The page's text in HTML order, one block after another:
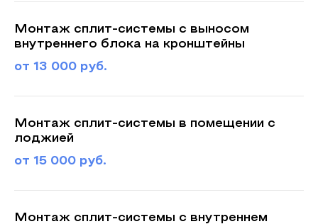
Монтаж сплит-системы с выносом
внутреннего блока на кронштейны
от 13 000 руб.
Монтаж сплит-системы в помещении с
лоджией
от 15 000 руб.
Монтаж сплит-системы с внутреннем
Оставьте заявку